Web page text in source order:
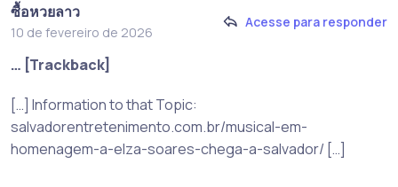
ซื้อหวยลาว
10 de fevereiro de 2026
Acesse para responder
… [Trackback]
[…] Information to that Topic:
salvadorentretenimento.com.br/musical-em-
homenagem-a-elza-soares-chega-a-salvador/ […]